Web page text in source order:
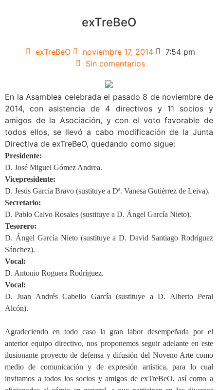
exTreBeO
exTreBeO noviembre 17, 2014
7:54 pm
Sin comentarios
En la Asamblea celebrada el pasado 8 de noviembre de
2014, con asistencia de 4 directivos y 11 socios y
amigos de la Asociación, y con el voto favorable de
todos ellos, se llevó a cabo modificación de la Junta
Directiva de exTreBeO, quedando como sigue:
Presidente:
D. José Miguel Gómez Andrea.
Vicepresidente:
D. Jesús García Bravo (sustituye a Dª. Vanesa Gutiérrez de Leiva).
Secretario:
D. Pablo Calvo Rosales (sustituye a D. Ángel García Nieto).
Tesorero:
D. Ángel García Nieto (sustituye a D. David Santiago Rodríguez
Sánchez).
Vocal:
D. Antonio Roguera Rodríguez.
Vocal:
D. Juan Andrés Cabello García (sustituye a D. Alberto Peral
Alcón).
Agradeciendo en todo caso la gran labor desempeñada por el
anterior equipo directivo, nos proponemos seguir adelante en este
ilusionante proyecto de defensa y difusión del Noveno Arte como
medio de comunicación y de expresión artística, para lo cual
invitamos a todos los socios y amigos de exTreBeO, así como a